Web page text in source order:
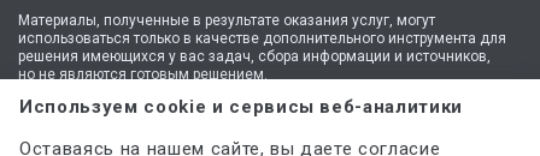
Бухгалтерский управленческий учет
Бухгалтерский учет
Бухгалтерский учет и аудит
Бухгалтерский учет, анализ и аудит
Материалы, полученные в результате оказания услуг, могут
использоваться только в качестве дополнительного инструмента для
решения имеющихся у вас задач, сбора информации и источников,
но не являются готовым решением.
* №1 на рынке консультационных услуг для студентов по количеству
стационарных офисов-филиалов в 14 городах России (от Иркутска до
вся Россия.
Используем cookie и сервисы веб-аналитики
Оставаясь на нашем сайте, вы даете согласие